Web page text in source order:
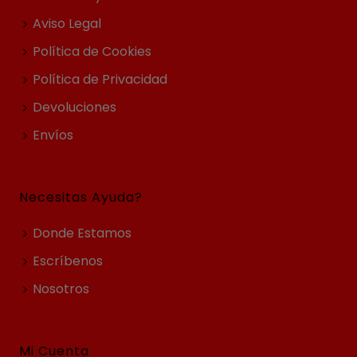
Aviso Legal
Política de Cookies
Política de Privacidad
Devoluciones
Envíos
Necesitas Ayuda?
Donde Estamos
Escríbenos
Nosotros
Mi Cuenta